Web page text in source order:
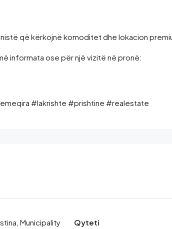
që kërkojnë komoditet dhe lokacion
informata ose për një vizitë në pronë:
#lakrishte #prishtine #realestate
Municipality
Qyteti